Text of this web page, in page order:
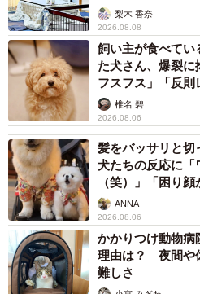
あまりにも対照的な2匹の姿をと
響を呼び、投稿は3.9万いいね
のは、白い秋田犬の 富（フウ）
雷（ライ）くん 。ほほ笑ましい
ちゃんが歩んできた過酷な過去
飼い主さんに詳しい話を聞いた
梨木 香奈
2026.08.08
飼い主が食べてい
た犬さん、爆裂に
フスフス」「反則
椎名 碧
2026.08.06
髪をバッサリと
犬たちの反応に「
（笑）」「困り顔
ANNA
2026.08.06
かかりつけ動物病
理由は？ 夜間や
難しさ